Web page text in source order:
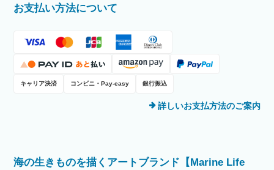
お支払い方法について
キャリア決済 コンビニ・Pay-easy 銀行振込
詳しいお支払方法のご案内
海の生きものを描くアートブランド【Marine Life